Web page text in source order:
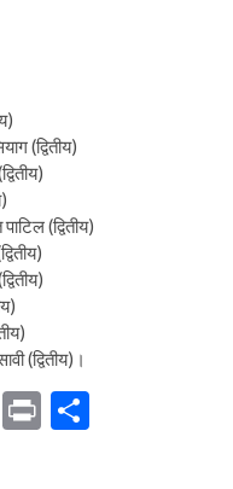
(द्वितीय)
(द्वितीय)
(द्वितीय)।
Pi Pr